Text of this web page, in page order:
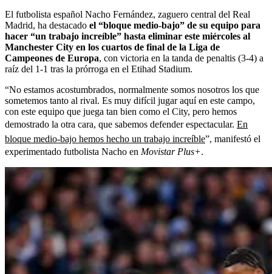
El futbolista español Nacho Fernández, zaguero central del Real
Madrid, ha destacado el “bloque medio-bajo” de su equipo para
hacer “un trabajo increíble” hasta eliminar este miércoles al
Manchester City en los cuartos de final de la Liga de
Campeones de Europa, con victoria en la tanda de penaltis (3-4) a
raíz del 1-1 tras la prórroga en el Etihad Stadium.
“No estamos acostumbrados, normalmente somos nosotros los que
sometemos tanto al rival. Es muy difícil jugar aquí en este campo,
con este equipo que juega tan bien como el City, pero hemos
demostrado la otra cara, que sabemos defender espectacular. En
bloque medio-bajo hemos hecho un trabajo increíble”, manifestó el
experimentado futbolista Nacho en Movistar Plus+.